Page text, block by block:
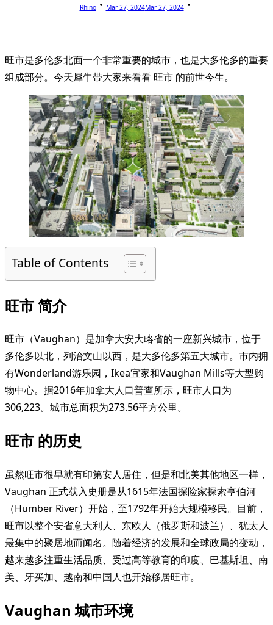
Rhino Mar 27, 2024Mar 27, 2024
旺市是多伦多北面一个非常重要的城市，也是大多伦多的重要
组成部分。今天犀牛带大家来看看 旺市 的前世今生。
Table of Contents
旺市 简介
旺市（Vaughan）是加拿大安大略省的一座新兴城市，位于
多伦多以北，列治文山以西，是大多伦多第五大城市。市内拥
有Wonderland游乐园，Ikea宜家和Vaughan Mills等大型购
物中心。据2016年加拿大人口普查所示，旺市人口为
306,223。城市总面积为273.56平方公里。
旺市 的历史
虽然旺市很早就有印第安人居住，但是和北美其他地区一样，
Vaughan 正式载入史册是从1615年法国探险家探索亨伯河
（Humber River）开始，至1792年开始大规模移民。目前，
旺市以整个安省意大利人、东欧人（俄罗斯和波兰）、犹太人
最集中的聚居地而闻名。随着经济的发展和全球政局的变动，
越来越多注重生活品质、受过高等教育的印度、巴基斯坦、南
美、牙买加、越南和中国人也开始移居旺市。
Vaughan 城市环境